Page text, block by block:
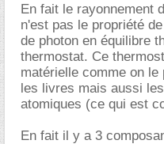
En fait le rayonnement
n'est pas le propriété
de photon en équilibre
thermostat. Ce
matérielle comme on
les livres mais aussi
atomiques (ce qui est
En fait il y a 3